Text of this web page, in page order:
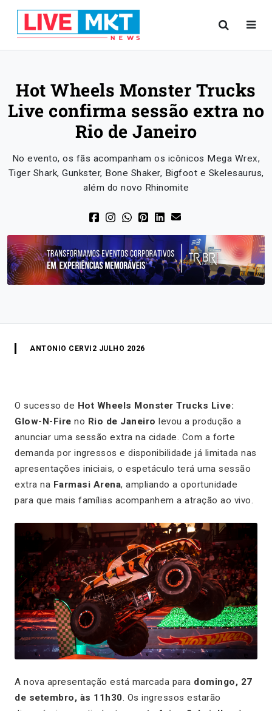
Hot Wheels Monster Trucks
Live confirma sessão extra no
Rio de Janeiro
No evento, os fãs acompanham os icônicos Mega Wrex,
Tiger Shark, Gunkster, Bone Shaker, Bigfoot e Skelesaurus,
além do novo Rhinomite
ANTONIO CERVI 2 JULHO 2026
O sucesso de Hot Wheels Monster Trucks Live:
Glow-N-Fire no Rio de Janeiro levou a produção a
anunciar uma sessão extra na cidade. Com a forte
demanda por ingressos e disponibilidade já limitada nas
apresentações iniciais, o espetáculo terá uma sessão
extra na Farmasi Arena, ampliando a oportunidade
para que mais famílias acompanhem a atração ao vivo.
A nova apresentação está marcada para domingo, 27
de setembro, às 11h30. Os ingressos estarão